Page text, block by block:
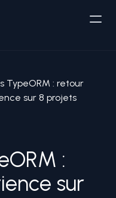
TypeORM : retour
sur 8 projets
:
sur